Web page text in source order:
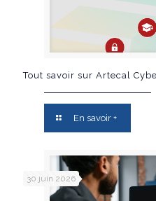
Tout savoir sur Artecal
En savoir +
30 juin 2026